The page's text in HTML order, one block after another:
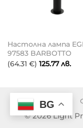
Настолна лампа
97583 BARBOTTO
(64.31 €) 125.77лв.
© 2026 Light
BG